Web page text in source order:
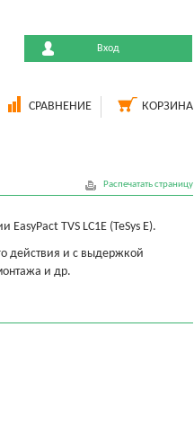
Вход
СРАВНЕНИЕ КОРЗИНА
Распечатать страницу
TVS LC1E (TeSys E).
действия и с выдержкой
и др.